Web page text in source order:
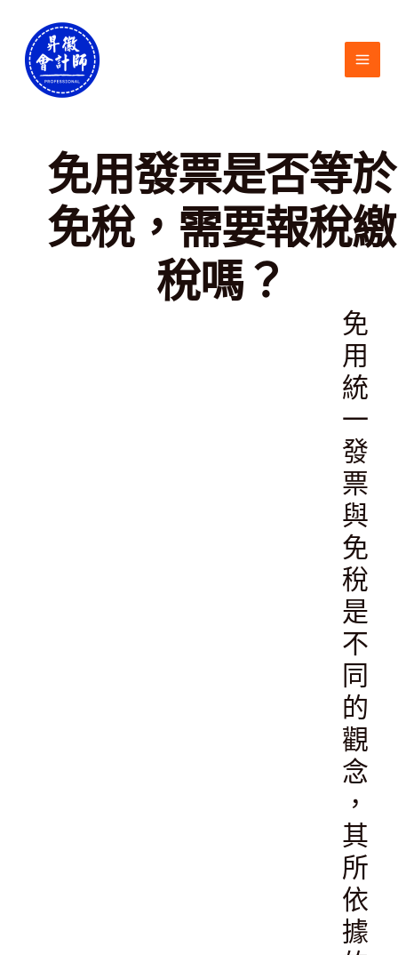
免用發票是否等於
免稅，需要報稅繳
稅嗎？
免
用
統
一
發
票
與
免
稅
是
不
同
的
觀
念
，
其
所
依
據